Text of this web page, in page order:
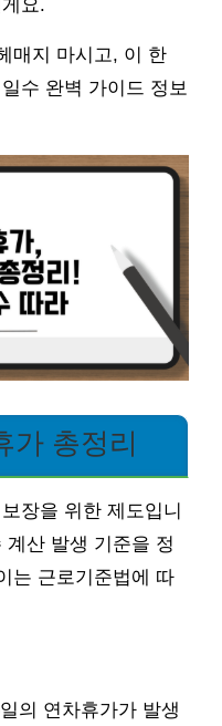
요.
매지 마시고, 이 한
수 완벽 가이드 정보
가 총정리
장을 위한 제도입니
산 발생 기준을 정
는 근로기준법에 따
의 연차휴가가 발생